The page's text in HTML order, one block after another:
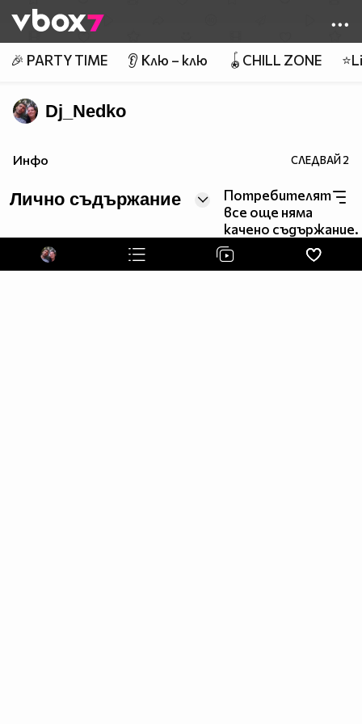
👾
🎉 PARTY TIME 👂 Клю – клю 🪀CHILL ZONE
Dj_Nedko
Инфо СЛЕДВАЙ2
Лично съдържание
Потребителят
все още няма
качено съдържание.